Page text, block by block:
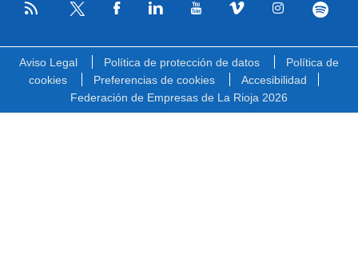
RSS
Aviso Legal Política de protección de datos
Política de
cookies
Preferencias de cookies
Accesibilidad
Federación de Empresas de La Rioja 2026